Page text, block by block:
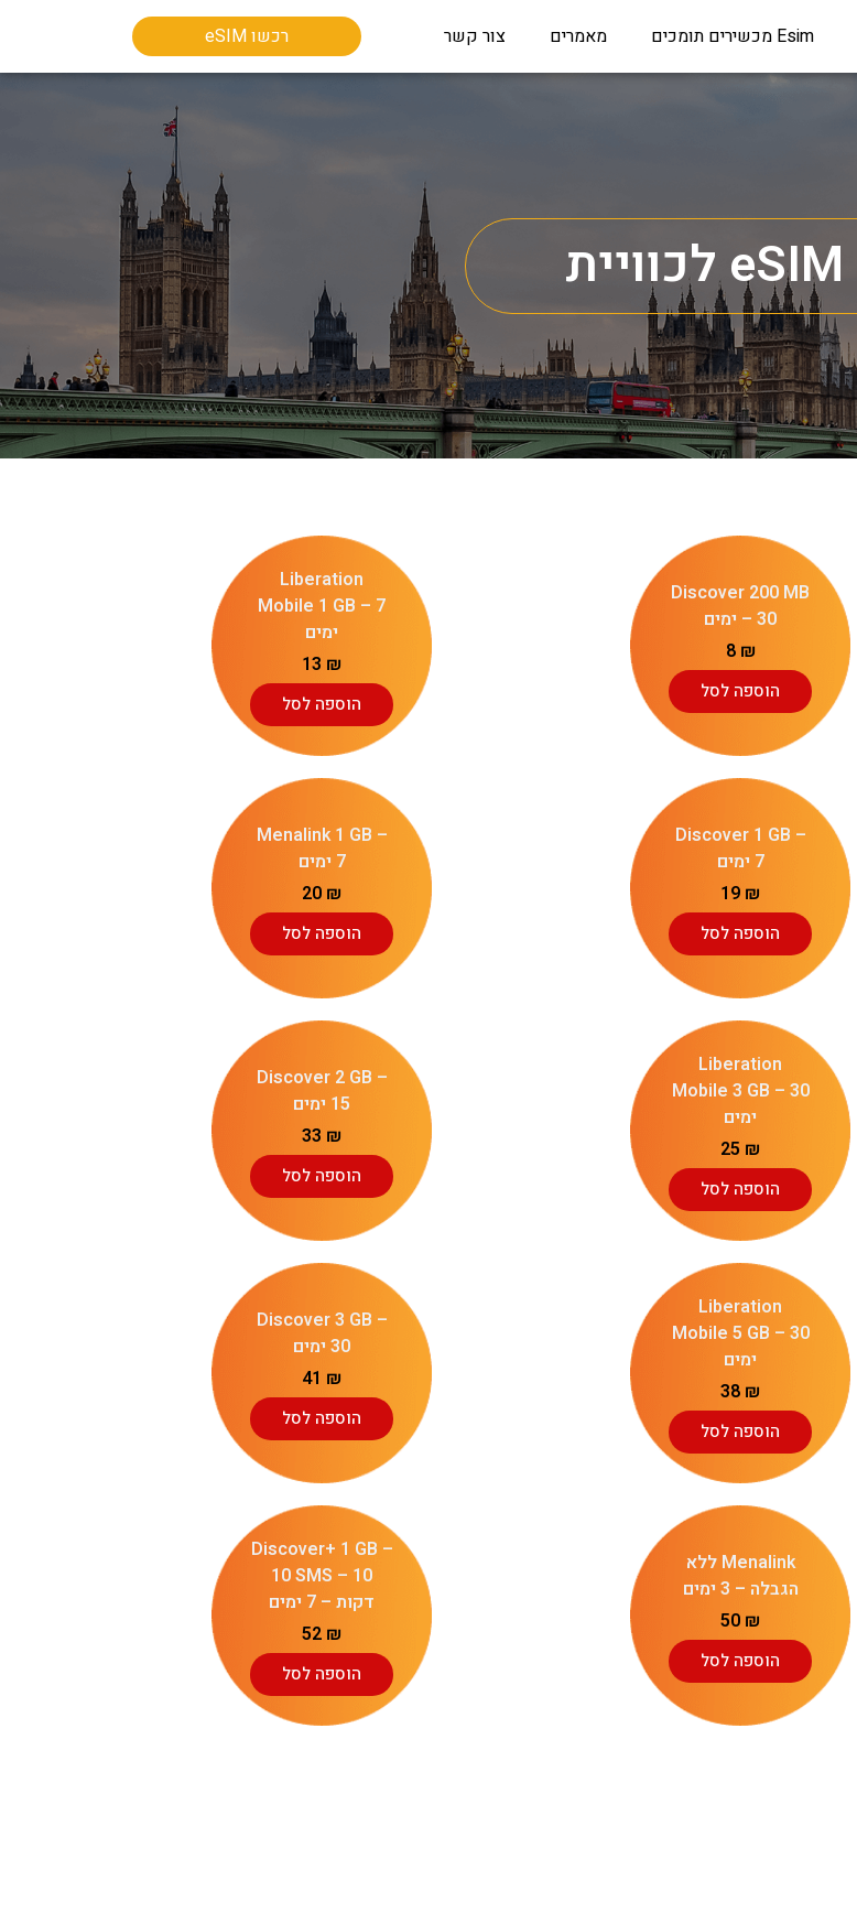
Esim מכשירים תומכים מאמרים צור קשר רכשו eSIM
eSIM לכוויית
Discover 200 MB
– 30 ימים
8 ₪
הוספה לסל
Liberation
Mobile 1 GB – 7
ימים
13 ₪
הוספה לסל
Discover 1 GB –
7 ימים
19 ₪
הוספה לסל
Menalink 1 GB –
7 ימים
20 ₪
הוספה לסל
Liberation
Mobile 3 GB – 30
ימים
25 ₪
הוספה לסל
Discover 2 GB –
15 ימים
33 ₪
הוספה לסל
Liberation
Mobile 5 GB – 30
ימים
38 ₪
הוספה לסל
Discover 3 GB –
30 ימים
41 ₪
הוספה לסל
Menalink ללא
הגבלה – 3 ימים
50 ₪
הוספה לסל
Discover+ 1 GB –
10 SMS – 10
דקות – 7 ימים
52 ₪
הוספה לסל